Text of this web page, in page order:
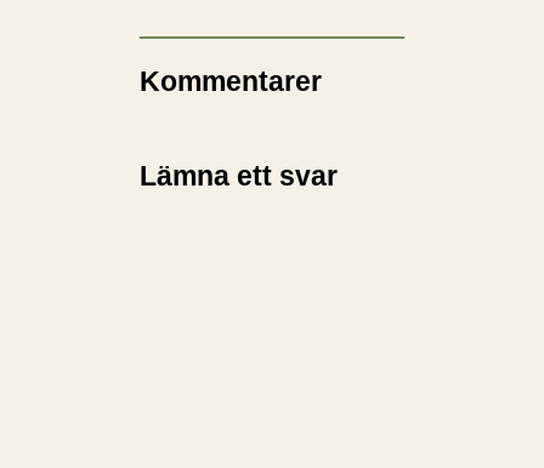
Kommentarer
Lämna ett svar